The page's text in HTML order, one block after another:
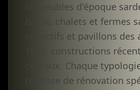
immeubles d'époque
basse, chalets et fermes
collectifs et pavillons des
1990, constructions
coteaux. Chaque
réponse de rénovation